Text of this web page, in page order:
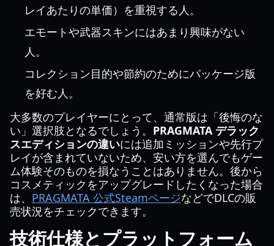
レイあたりの単価）を重視する人。
エモートや武器スキンにはあまり興味がない
人。
コレクション目的や節約のためにパッケージ版
を好む人。
大多数のプレイヤーにとって、通常版は「後悔のな
い」選択肢となるでしょう。 PRAGMATA デラック
スエディションの違いには追加ミッションや先行プ
レイが含まれていないため、安い方を選んでもゲー
ム体験そのものを損なうことはありません。後から
コスメティックをアップグレードしたくなった場合
は、 PRAGMATA 公式SteamページなどでDLCの販
売状況をチェックできます。
技術仕様とプラットフォーム